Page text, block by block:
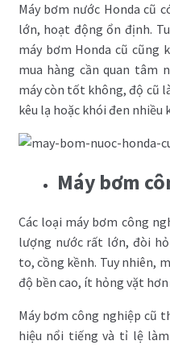
Máy bơm nước Honda cũ
lớn, hoạt động ổn định.
máy bơm Honda cũ cũng
mua hàng cần quan tâm
máy còn tốt không, độ cũ
kêu lạ hoặc khói đen nhiều
Máy bơm
Các loại máy bơm công
lượng nước rất lớn, đòi
to, cồng kềnh. Tuy nhiên,
độ bền cao, ít hỏng vặt
Máy bơm công nghiệp cũ
hiệu nổi tiếng và tỉ lệ